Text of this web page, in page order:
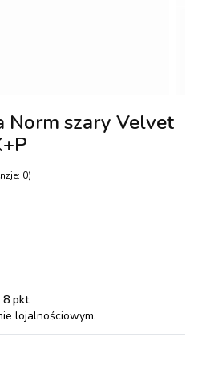
Norm szary Velvet
0)
8 pkt.
lojalnościowym.